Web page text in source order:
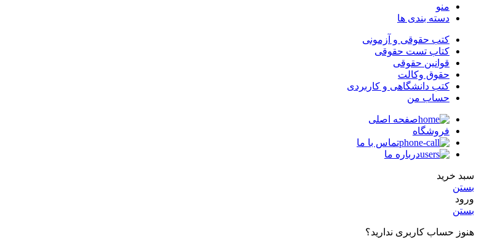
منو
دسته بندی ها
کتب حقوقی و آزمونی
کتاب تست حقوقی
قوانین حقوقی
حقوق وکالت
کتب دانشگاهی و کاربردی
حساب من
صفحه اصلی
فروشگاه
تماس با ما
درباره ما
سبد خرید
بستن
ورود
بستن
هنوز حساب کاربری ندارید؟